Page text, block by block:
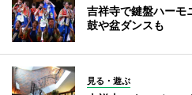
吉祥寺で鍵盤ハーモ
鼓や盆ダンスも
見る・遊ぶ